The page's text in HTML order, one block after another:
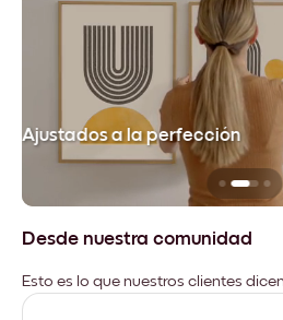
Ajustados a la perfección
Desde nuestra comunidad
Esto es lo que nuestros clientes